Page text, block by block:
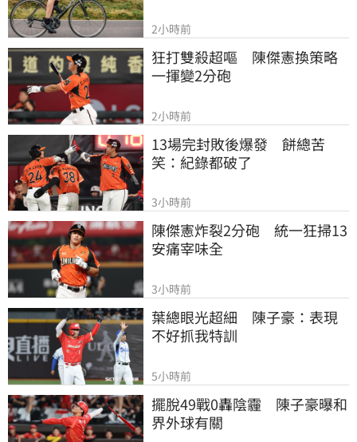
2小時前
狂打雙殺超嘔　陳傑憲換策略
一揮變2分砲
2小時前
13場完封敗後爆發　餅總苦
笑：紀錄都破了
3小時前
陳傑憲炸裂2分砲　統一狂掃13
安痛宰味全
3小時前
葉總眼光超細　陳子豪：表現
不好抓我特訓
5小時前
擺脫49戰0轟陰霾　陳子豪曝和
界外球有關